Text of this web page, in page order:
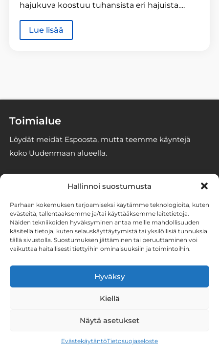
Hallinnoi suostumusta
Parhaan kokemuksen tarjoamiseksi käytämme teknologioita, kuten
evästeitä, tallentaaksemme ja/tai käyttääksemme laitetietoja.
Näiden tekniikoiden hyväksyminen antaa meille mahdollisuuden
käsitellä tietoja, kuten selauskäyttäytymistä tai yksilöllisiä tunnuksia
tällä sivustolla. Suostumuksen jättäminen tai peruuttaminen voi
vaikuttaa haitallisesti tiettyihin ominaisuuksiin ja toimintoihin.
Hyväksy
Kiellä
Näytä asetukset
EvästekäytäntöTietosuojaseloste
hajukuva koostuu tuhansista eri hajuista….
Lue lisää
Toimialue
Löydät meidät Espoosta, mutta teemme käyntejä
koko Uudenmaan alueella.
050 3293246
2861186-6 (Stener Oy)
Tutustu homekoirien
työhön somessa
Tietosuojaseloste